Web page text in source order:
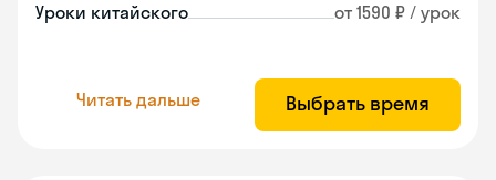
Уроки китайского от 1590 ₽ / урок
Читать дальше Выбрать время